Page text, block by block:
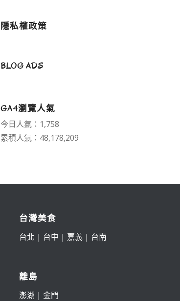
隱私權政策
BLOG ADS
GA4瀏覽人氣
今日人氣：1,758
累積人氣：48,178,209
台灣美食
台北 | 台中 | 嘉義 | 台南
離島
澎湖 |金門